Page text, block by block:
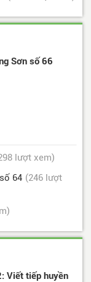
Sơn số 66
lượt xem)
64 (246 lượt
Viết tiếp huyền